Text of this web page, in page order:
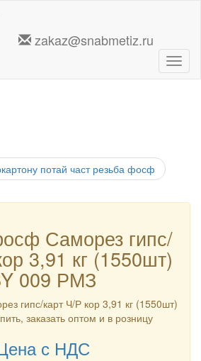
zakaz@snabmetiz.ru
потай част резьба фосф
Саморез гипс/
3,91 кг (1550шт)
009 РМЗ
гипс/карт Ч/Р кор 3,91 кг (1550шт)
заказать оптом и в розницу
с НДС